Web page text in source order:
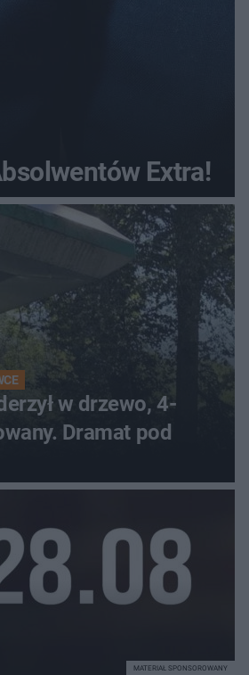
Extra!
w drzewo, 4-
Dramat pod
MATERIAŁ SPONSOROWANY